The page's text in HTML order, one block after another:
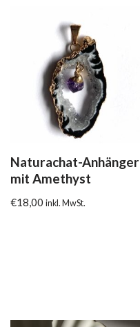
Naturachat-Anhänger
mit Amethyst
€18,00 inkl. MwSt.